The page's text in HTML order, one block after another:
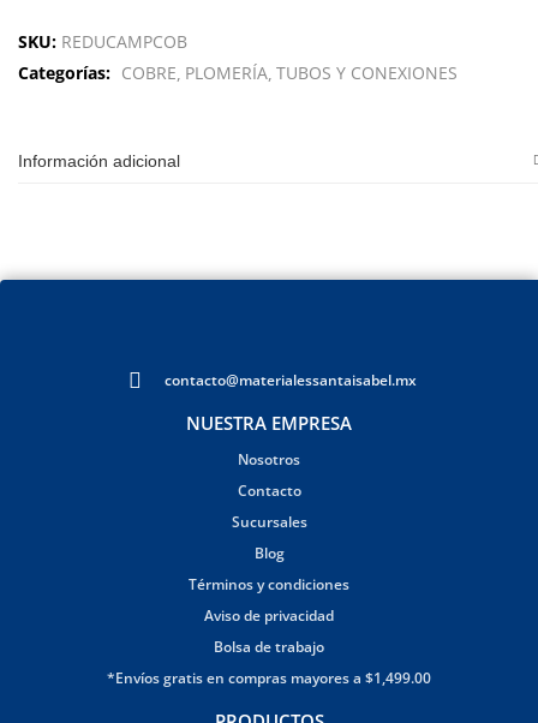
SKU: REDUCAMPCOB
Categorías: COBRE PLOMERÍA TUBOS Y CONEXIONES
Información adicional
contacto@materialessantaisabel.mx
NUESTRA EMPRESA
Nosotros
Contacto
Sucursales
Blog
Términos y condiciones
Aviso de privacidad
Bolsa de trabajo
*Envíos gratis en compras mayores a $1,499.00